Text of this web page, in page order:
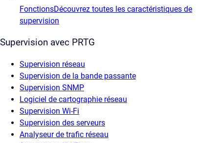
FonctionsDécouvrez toutes les caractéristiques de
supervision
Supervision avec PRTG
Supervision réseau
Supervision de la bande passante
Supervision SNMP
Logiciel de cartographie réseau
Supervision Wi-Fi
Supervision des serveurs
Analyseur de trafic réseau